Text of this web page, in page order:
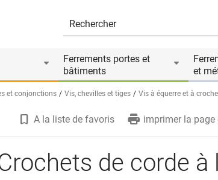
Ferrements portes et
bâtiments
et
et conjonctions Vis, chevilles et tiges Vis à équerre et à
A la liste de favoris imprimer la
de corde à